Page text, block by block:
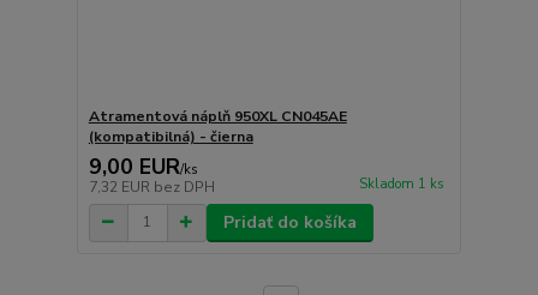
Atramentová náplň 950XL CN045AE
(kompatibilná) - čierna
9,00 EUR/ks
7,32 EUR bez DPH Skladom 1 ks
Pridať do košíka